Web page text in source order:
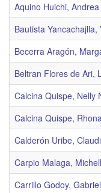
Aquino Huichi,
Bautista Yancachajlla,
Becerra Aragón,
Beltran Flores de Ari,
Calcina Quispe, Nelly
Calcina Quispe,
Calderón Uribe,
Carpio Malaga,
Carrillo Godoy,